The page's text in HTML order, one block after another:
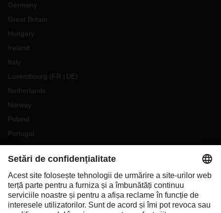
Germany
Great Britain
Hungary
Ireland
Italy
Luxembourg (FR DE)
Netherlands
Norway
Poland
Portugal
Romania
Slovakia
Spain
Sweden
Switzerland (DE FR)